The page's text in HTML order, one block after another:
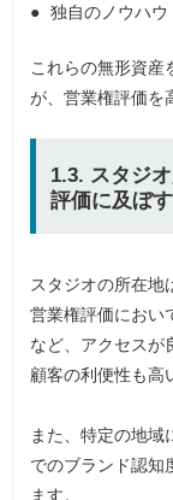
独自のノウハ
これらの無形資産
が、営業権評価を
1.3. スタジ
評価に及ぼ
スタジオの所在地
営業権評価におい
など、アクセスが
顧客の利便性も高
また、特定の地
でのブランド認知
ます。